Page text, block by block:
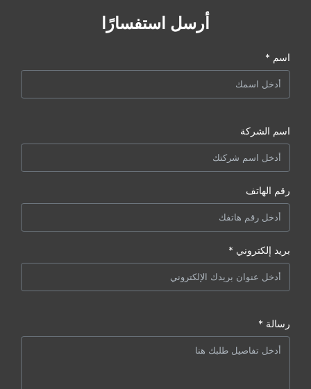
أرسل استفسارًا
اسم *
اسم الشركة
رقم الهاتف
بريد إلكتروني *
رسالة *